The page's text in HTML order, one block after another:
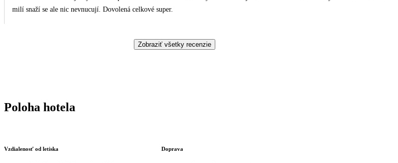
milí snaží se ale nic nevnucují. Dovolená celkové super.
Zobraziť všetky recenzie
Poloha hotela
Vzdialenosť od letiska Doprava